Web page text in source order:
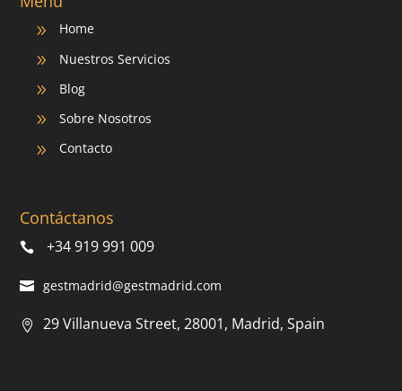
9 Home
9 Nuestros Servicios
9 Blog
9 Sobre Nosotros
9 Contacto
Contáctanos
+34 919 991 009
gestmadrid@gestmadrid.com
29 Villanueva Street, 28001, Madrid, Spain